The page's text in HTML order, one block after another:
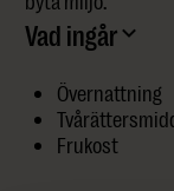
Vad ingår
Övernattning
Frukost